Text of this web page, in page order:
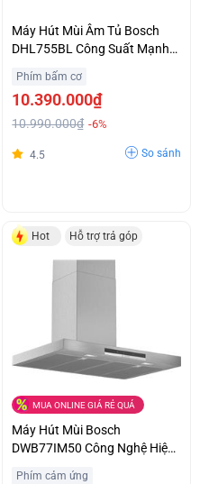
Máy Hút Mùi Âm Tủ Bosch
DHL755BL Công Suất Mạnh
Khử Sạch Mùi Giá Ưu Đãi
Phím bấm cơ
10.390.000₫
10.990.000₫ -6%
4.5 So sánh
Hot Hỗ trợ trả góp
MUA ONLINE GIÁ RẺ QUÁ
Máy Hút Mùi Bosch
DWB77IM50 Công Nghệ Hiện
Phím cảm ứng